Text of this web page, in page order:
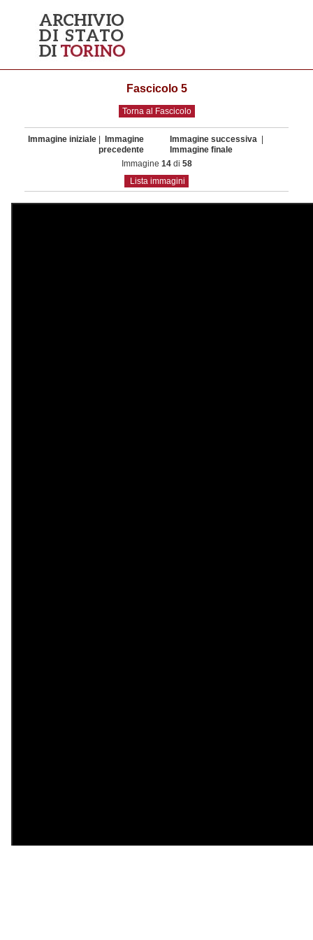
Fascicolo 5
Torna al Fascicolo
Immagine iniziale
Immagine
precedente
Immagine successiva
Immagine finale
Immagine 14di 58
Lista immagini